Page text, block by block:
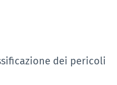
dei pericoli